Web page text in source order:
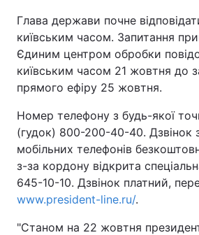
Глава держави почне
київським часом. Запитання
Єдиним центром обробки
київським часом 21 жовтня до
прямого ефіру 25 жовтня.
Номер телефону з будь-якої
(гудок) 800-200-40-40. Дзвінок
мобільних телефонів
з-за кордону відкрита
645-10-10. Дзвінок платний,
www.president-line.ru/.
"Станом на 22 жовтня